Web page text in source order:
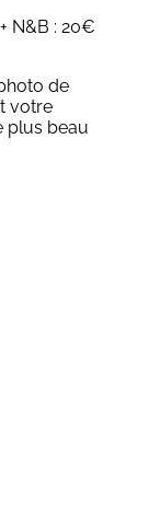
N&B : 20€
de
votre
plus beau